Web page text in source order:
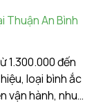
Thuận An Bình
1.300.000 đến
loại bình ắc
vận hành, nhu